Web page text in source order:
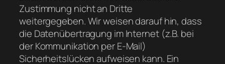
Zustimmung nicht an Dritte
weitergegeben. Wir weisen darauf hin, dass
die Datenübertragung im Internet (z.B. bei
der Kommunikation per E-Mail)
Sicherheitslücken aufweisen kann. Ein